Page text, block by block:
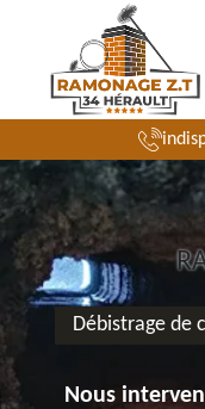
Débistrage de
Nous